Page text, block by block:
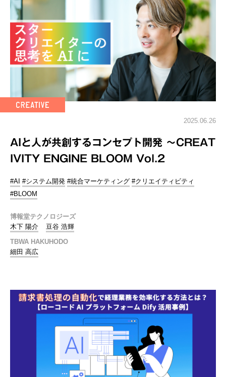
2025.06.26
AIと人が共創するコンセプト開発 ～CREAT
IVITY ENGINE BLOOM Vol.2
#AI #システム開発 #統合マーケティング #クリエイティビティ
#BLOOM
博報堂テクノロジーズ
木下 陽介
豆谷 浩輝
TBWA HAKUHODO
細田 高広